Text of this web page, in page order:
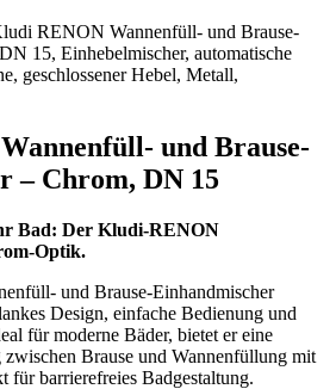
RENON Wannenfüll- und Brause-
15, Einhebelmischer, automatische
geschlossener Hebel, Metall,
und Brause-
– Chrom, DN 15
Bad: Der Kludi-RENON
Optik.
und Brause-Einhandmischer
Design, einfache Bedienung und
für moderne Bäder, bietet er eine
zwischen Brause und Wannenfüllung mit
für barrierefreies Badgestaltung.